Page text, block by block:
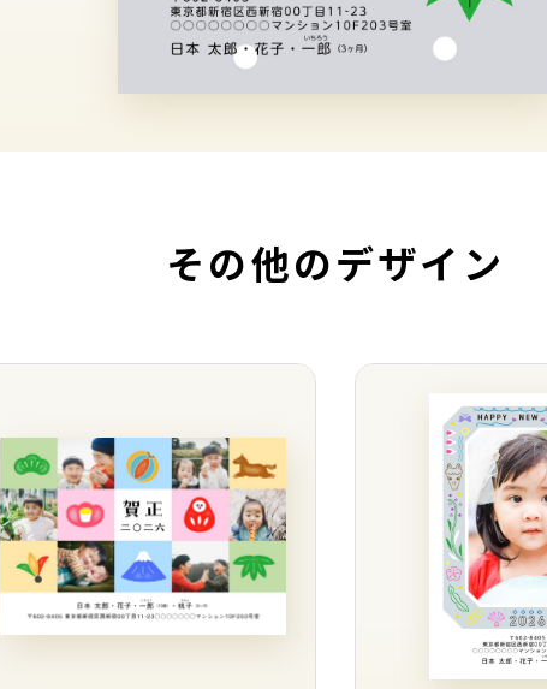
その他のデザイン